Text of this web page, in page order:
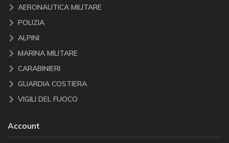
AERONAUTICA MILITARE
POLIZIA
ALPINI
MARINA MILITARE
CARABINIERI
GUARDIA COSTIERA
VIGILI DEL FUOCO
Account